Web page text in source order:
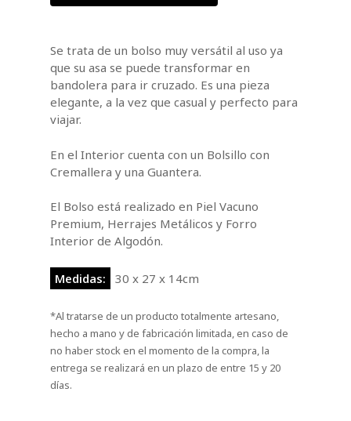
Se trata de un bolso muy versátil al uso ya
que su asa se puede transformar en
bandolera para ir cruzado. Es una pieza
elegante, a la vez que casual y perfecto para
viajar.
En el Interior cuenta con un Bolsillo con
Cremallera y una Guantera.
El Bolso está realizado en Piel Vacuno
Premium, Herrajes Metálicos y Forro
Interior de Algodón.
Medidas: 30 x 27 x 14cm
*Al tratarse de un producto totalmente artesano,
hecho a mano y de fabricación limitada, en caso de
no haber stock en el momento de la compra, la
entrega se realizará en un plazo de entre 15 y 20
días.